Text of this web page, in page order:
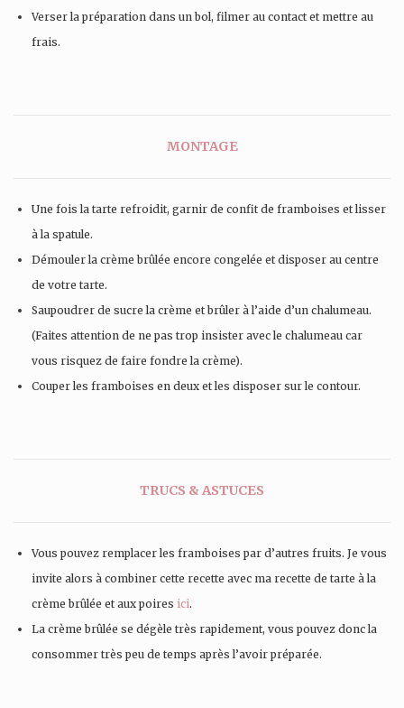
Verser la préparation dans un bol, filmer au contact et mettre au
frais.
MONTAGE
Une fois la tarte refroidit, garnir de confit de framboises et lisser
à la spatule.
Démouler la crème brûlée encore congelée et disposer au centre
de votre tarte.
Saupoudrer de sucre la crème et brûler à l’aide d’un chalumeau.
(Faites attention de ne pas trop insister avec le chalumeau car
vous risquez de faire fondre la crème).
Couper les framboises en deux et les disposer sur le contour.
TRUCS & ASTUCES
Vous pouvez remplacer les framboises par d’autres fruits. Je vous
invite alors à combiner cette recette avec ma recette de tarte à la
crème brûlée et aux poires ici.
La crème brûlée se dégèle très rapidement, vous pouvez donc la
consommer très peu de temps après l’avoir préparée.